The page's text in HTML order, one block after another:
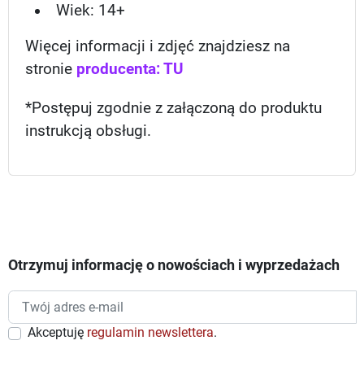
Wiek: 14+
Więcej informacji i zdjęć znajdziesz na
stronie producenta: TU
*Postępuj zgodnie z załączoną do produktu
instrukcją obsługi.
Otrzymuj informację o nowościach i wyprzedażach
Akceptuję regulamin newslettera.